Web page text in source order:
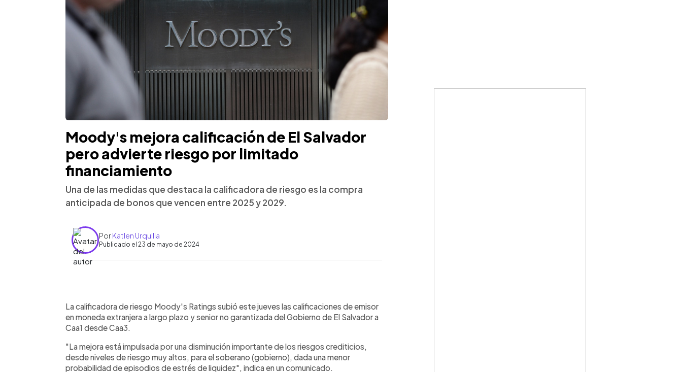
Moody's mejora calificación de El Salvador
pero advierte riesgo por limitado
financiamiento
Una de las medidas que destaca la calificadora de riesgo es la compra
anticipada de bonos que vencen entre 2025 y 2029.
PorKatlen Urquilla
Publicado el 23 de mayo de 2024
► Escuchar artículo
La calificadora de riesgo Moody's Ratings subió este jueves las calificaciones de emisor
en moneda extranjera a largo plazo y senior no garantizada del Gobierno de El Salvador a
Caa1 desde Caa3.
"La mejora está impulsada por una disminución importante de los riesgos crediticios,
desde niveles de riesgo muy altos, para el soberano (gobierno), dada una menor
probabilidad de episodios de estrés de liquidez", indica en un comunicado.